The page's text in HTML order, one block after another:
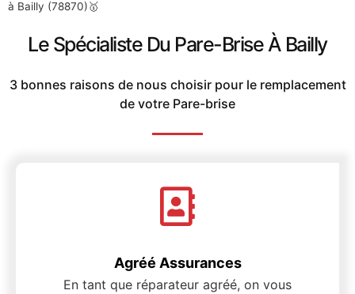
à Bailly (78870)🥇
Le Spécialiste Du Pare-Brise À Bailly
3 bonnes raisons de nous choisir pour le remplacement
de votre Pare-brise
Agréé Assurances
En tant que réparateur agréé, on vous